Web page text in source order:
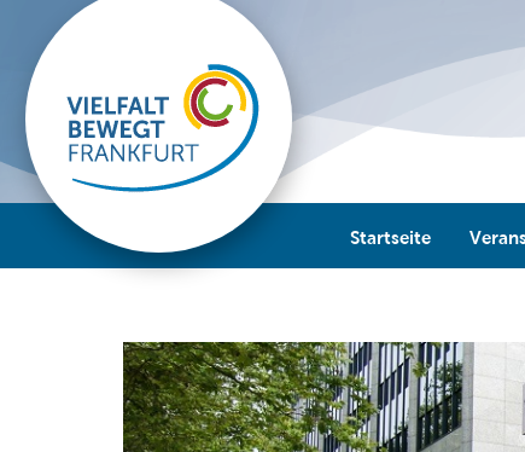
Startseite